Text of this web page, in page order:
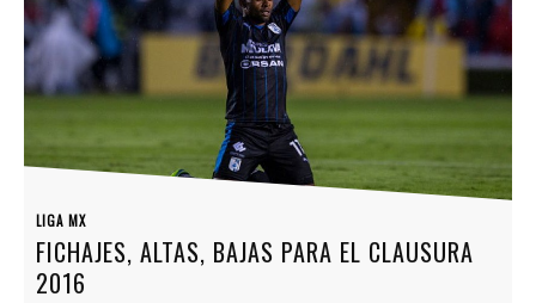
LIGA MX
FICHAJES, ALTAS, BAJAS PARA EL CLAUSURA
2016